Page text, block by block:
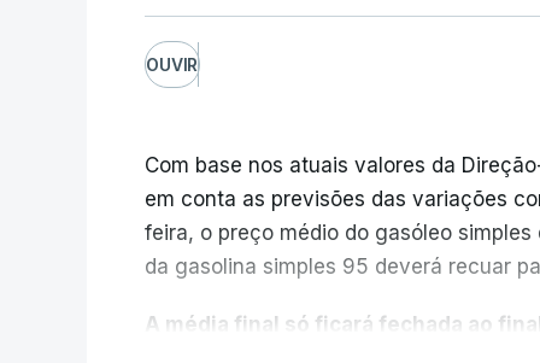
OUVIR
Com base nos atuais valores da
em conta as previsões das variações
feira, o preço médio do gasóleo
da gasolina simples 95 deverá recuar
A média final só ficará fechada ao